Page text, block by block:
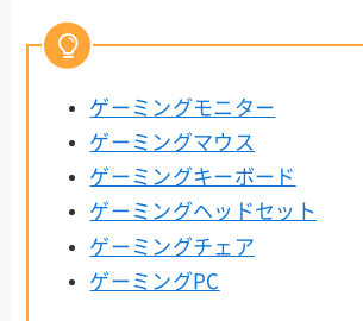
ゲーミングモニター
ゲーミングマウス
ゲーミングキーボード
ゲーミングヘッドセット
ゲーミングチェア
ゲーミングPC